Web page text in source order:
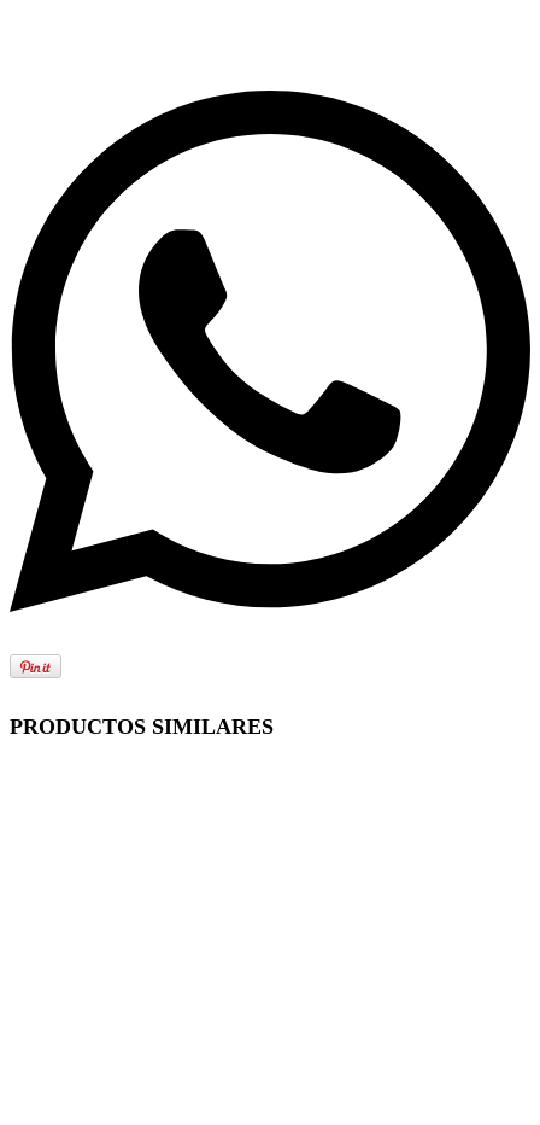
PRODUCTOS SIMILARES